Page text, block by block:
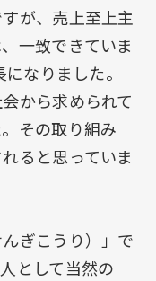
が、売上至上主
一致できていま
なりました。
から求められて
その取り組み
ると思っていま
ぎこうり）」で
として当然の